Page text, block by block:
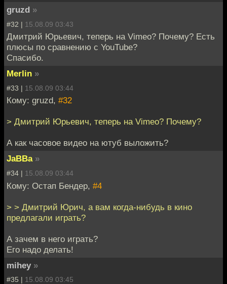
gruzd »
#32 | 15.08.09 03:43
Дмитрий Юрьевич, теперь на Vimeo? Почему? Есть
плюсы по сравнению с YouTube?
Спасибо.
Merlin »
#33 | 15.08.09 03:44
Кому: gruzd, #32
> Дмитрий Юрьевич, теперь на Vimeo? Почему?
А как часовое видео на ютуб выложить?
JaBBa »
#34 | 15.08.09 03:44
Кому: Остап Бендер, #4
> > Дмитрий Юрич, а вам когда-нибудь в кино
предлагали играть?
А зачем в него играть?
Его надо делать!
mihey »
#35 | 15.08.09 03:45